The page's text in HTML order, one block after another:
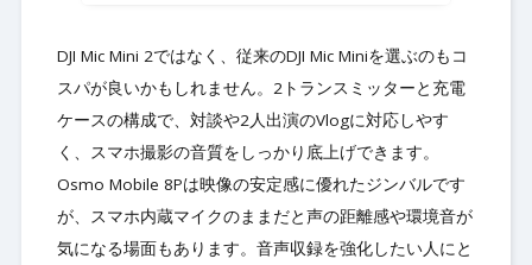
DJI Mic Mini 2ではなく、従来のDJI Mic Miniを選ぶのもコ
スパが良いかもしれません。2トランスミッターと充電
ケースの構成で、対談や2人出演のVlogに対応しやす
く、スマホ撮影の音質をしっかり底上げできます。
Osmo Mobile 8Pは映像の安定感に優れたジンバルです
が、スマホ内蔵マイクのままだと声の距離感や環境音が
気になる場面もあります。音声収録を強化したい人にと